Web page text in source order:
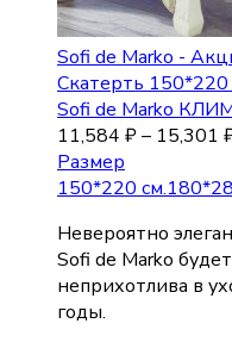
Sofi de Marko -
Скатерть 150*220
Sofi de Marko
11,584 ₽– 15,301
Размер
150*220 см.
Невероятно
Sofi de Marko
неприхотлива в
годы.